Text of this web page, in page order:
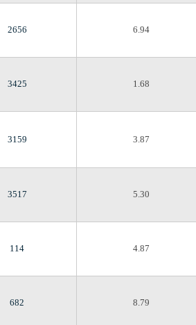
2656 6.94
3425 1.68
3159 3.87
3517 5.30
114 4.87
682 8.79